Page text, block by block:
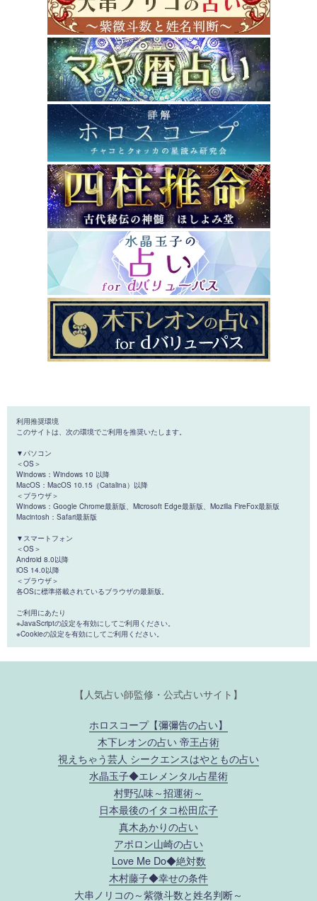
利用推奨環境
このサイトは、次の環境でご利用を推奨いたします。
▼パソコン
＜OS＞
Windows：Windows 10 以降
MacOS：MacOS 10.15（Catalina）以降
＜ブラウザ＞
Windows：Google Chrome最新版、Microsoft Edge最新版、Mozilla FireFox最新版
Macintosh：Safari最新版
▼スマートフォン
＜OS＞
Android 8.0以降
iOS 14.0以降
＜ブラウザ＞
各OSに標準搭載されているブラウザの最新版。
ご利用にあたり
※JavaScriptの設定を有効にしてご利用ください。
※Cookieの設定を有効にしてご利用ください。
【人気占い師監修・公式占いサイト】
ホロスコープ【彌彌告の占い】
木下レオンの占い 帝王占術
視えちゃう芸人 シークエンスはやともの占い
水晶玉子◆エレメンタル占星術
村野弘味～招運術～
日本最後のイタコ松田広子
真木あかりの占い
アポロン山崎の占い
Love Me Do◆絶対数
木村藤子◆幸せの条件
大串ノリコの～紫微斗数と姓名判断～